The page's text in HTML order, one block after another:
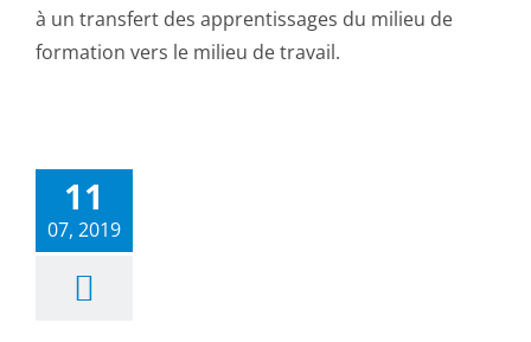
à un transfert des apprentissages du milieu de
formation vers le milieu de travail.
11
07, 2019